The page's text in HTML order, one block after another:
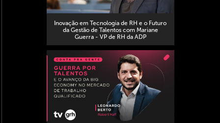
Inovação em Tecnologia de RH e o Futuro
da Gestão de Talentos com Mariane
Guerra - VP de RH da ADP